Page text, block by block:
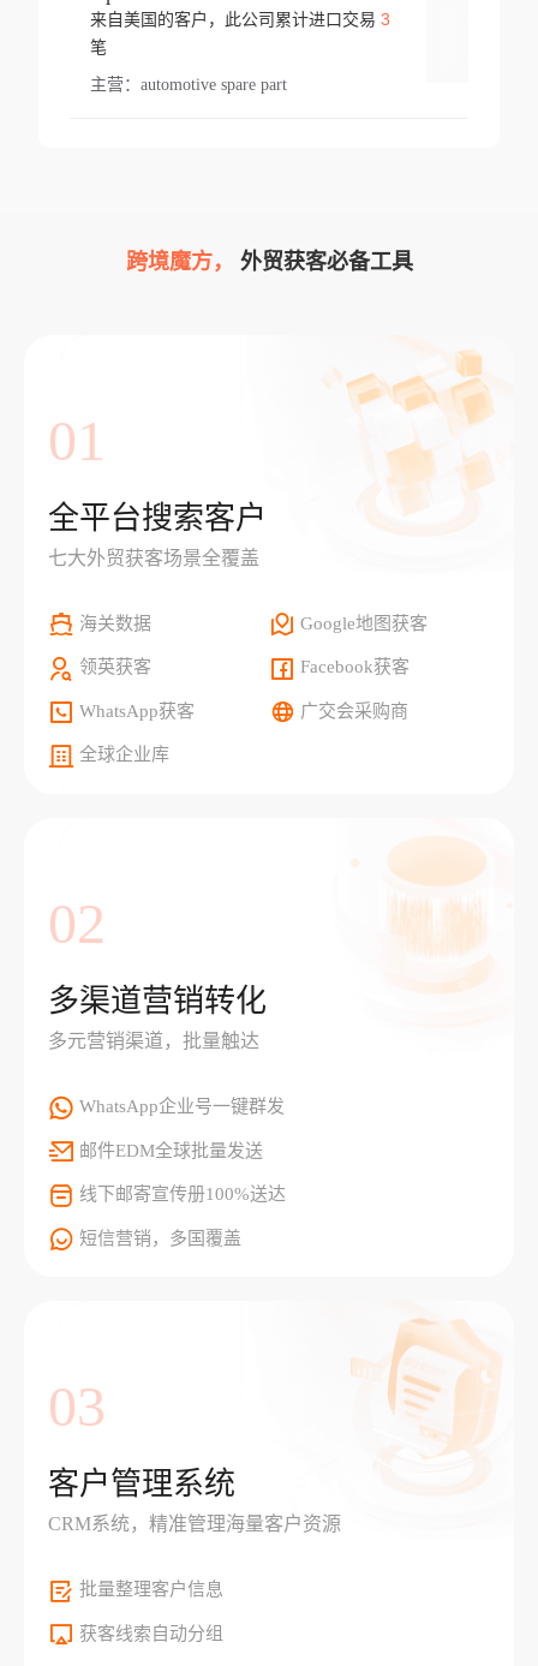
来自美国的客户，此公司累计进口交易 3
笔
主营： automotive spare part
跨境魔方， 外贸获客必备工具
01
全平台搜索客户
七大外贸获客场景全覆盖
海关数据 Google地图获客
领英获客 Facebook获客
WhatsApp获客 广交会采购商
全球企业库
02
多渠道营销转化
多元营销渠道，批量触达
WhatsApp企业号一键群发
邮件EDM全球批量发送
线下邮寄宣传册100%送达
短信营销，多国覆盖
03
客户管理系统
CRM系统，精准管理海量客户资源
批量整理客户信息
获客线索自动分组